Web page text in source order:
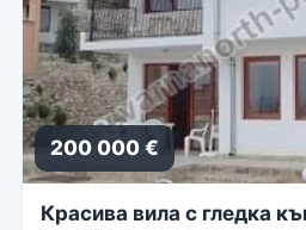
200 000 €
Красива вила с гледка